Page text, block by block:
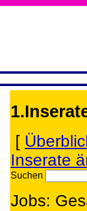
[
Inserate
Suchen
Jobs: